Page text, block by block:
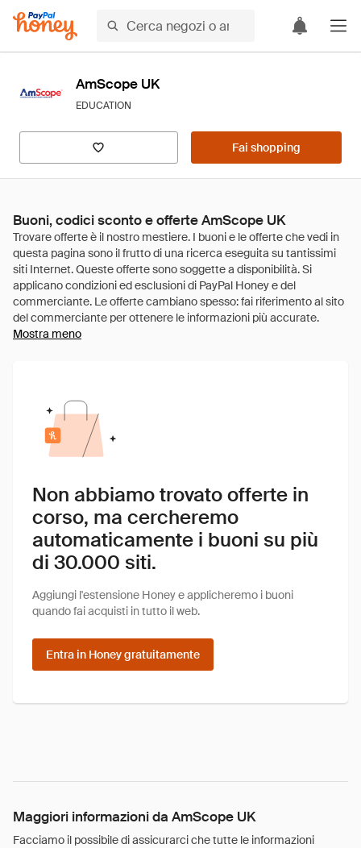
AmScope UK
EDUCATION
Fai shopping
Buoni, codici sconto e offerte AmScope UK
Mostra meno
Non abbiamo trovato offerte in
corso, ma cercheremo
automaticamente i buoni su più
di 30.000 siti.
Aggiungi l'estensione Honey e applicheremo i buoni
quando fai acquisti in tutto il web.
Entra in Honey gratuitamente
Maggiori informazioni da AmScope UK
Facciamo il possibile di assicurarci che tutte le informazioni